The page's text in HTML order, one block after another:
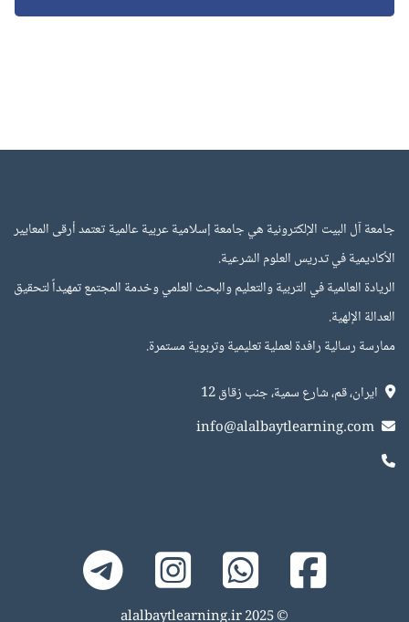
جامعة آل البيت الإلكترونية هي جامعة إسلامية عربية عالمية تعتمد أرقى المعايير
الأكاديمية في تدريس العلوم الشرعية.
اﻟﺮﻳﺎدة اﻟﻌﺎﻟﻤﻴﺔ في اﻟﺘﺮﺑﻴﺔ واﻟﺘﻌﻠﻴﻢ واﻟﺒﺤﺚ اﻟﻌﻠمي وﺧﺪﻣﺔ اﻟﻤﺠﺘﻤﻊ ﺗﻤﻬﻴﺪاً ﻟﺘﺤﻘﻴﻖ
اﻟﻌﺪاﻟﺔ اﻹﻟﻬﻴﺔ.
ﻣﻤﺎرﺳﺔ رﺳﺎﻟﻴﺔ راﻓﺪة ﻟﻌﻤﻠﻴﺔ ﺗﻌﻠﻴﻤﻴﺔ وﺗﺮﺑﻮﻳﺔ ﻣﺴﺘﻤﺮة.
ايران، قم، شارع سمية، جنب زقاق 12
info@alalbaytlearning.com